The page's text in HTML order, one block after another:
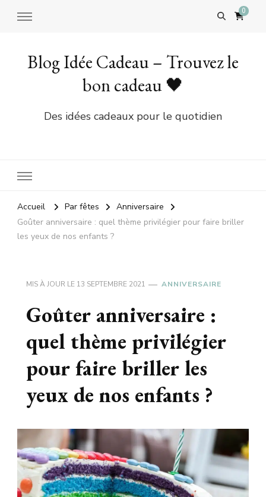
0
Blog Idée Cadeau – Trouvez le
bon cadeau 🖤
Des idées cadeaux pour le quotidien
Accueil Par fêtes
Anniversaire
Goûter anniversaire : quel thème privilégier pour faire briller
les yeux de nos enfants ?
MIS À JOUR LE 13 SEPTEMBRE 2021 ANNIVERSAIRE
Goûter anniversaire :
quel thème privilégier
pour faire briller les
yeux de nos enfants ?